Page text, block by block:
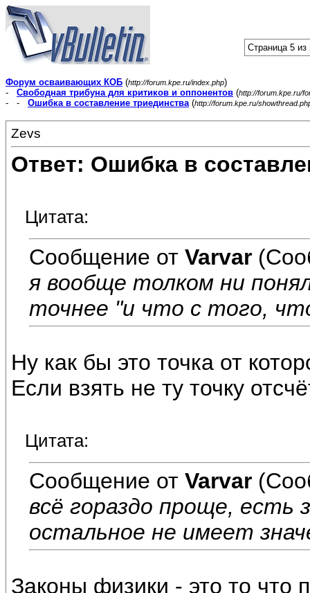
Страница 5 из
Форум осваивающих КОБ (http://forum.kpe.ru/index.php)
- Свободная трибуна для критиков и оппонентов (http://forum.kpe.ru/
- - Ошибка в составление триединства(http://forum.kpe.ru/
Zevs
Ответ: Ошибка в
Цитата:
Сообщение от Varvar
я вообще толком ни
точнее "и что с того,
Ну как бы это точка от
Если взять не ту точку
Цитата:
Сообщение от Varvar
всё гораздо проще, есть
остальное не имеет
Законы физики - это то что